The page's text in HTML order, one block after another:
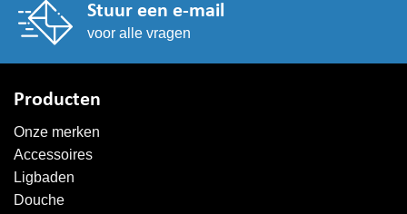
Stuur een e-mail
voor alle vragen
Producten
Onze merken
Accessoires
Ligbaden
Douche